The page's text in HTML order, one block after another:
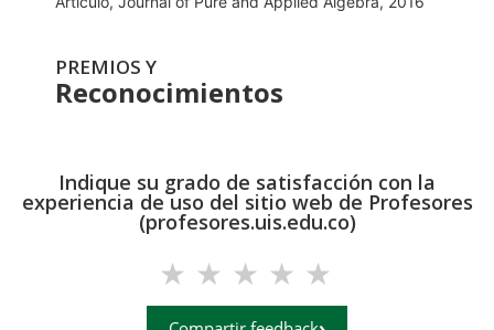
PREMIOS Y
Reconocimientos
Indique su grado de satisfacción con la
experiencia de uso del sitio web de Profesores
(profesores.uis.edu.co)